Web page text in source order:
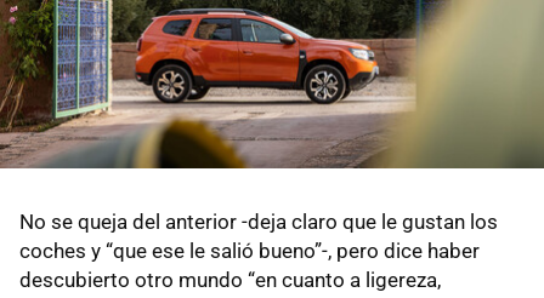
No se queja del anterior -deja claro que le gustan los
coches y “que ese le salió bueno”-, pero dice haber
descubierto otro mundo “en cuanto a ligereza,